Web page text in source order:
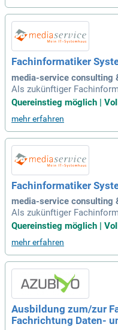
DI-Systemen wie Lobster
mit Datenformaten wie
Denken und Interesse
n sind gefragt. Wir bieten
ns auf Deine Bewerbung,
n erfüllt sind.
Fachinformatiker
media-service consulting
Als zukünftiger
d) bei der media-service
st Du Deine Leidenschaft
inden.
Quereinstieg möglich |
mehr erfahren
Fachinformatiker
media-service consulting
Als zukünftiger
d) bei der media-service
st Du Deine Leidenschaft
inden.
Quereinstieg möglich |
mehr erfahren
Ausbildung zum/zur
Fachrichtung Daten-